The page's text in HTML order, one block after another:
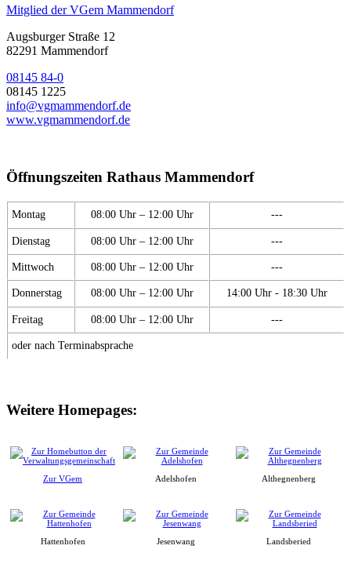
Mitglied der VGem Mammendorf
Augsburger Straße 12
82291 Mammendorf
08145 84-0
08145 1225
info@vgmammendorf.de
www.vgmammendorf.de
Öffnungszeiten Rathaus Mammendorf
Montag 08:00 Uhr – 12:00 Uhr ---
Dienstag 08:00 Uhr – 12:00 Uhr ---
Mittwoch 08:00 Uhr – 12:00 Uhr ---
Donnerstag 08:00 Uhr – 12:00 Uhr 14:00 Uhr - 18:30 Uhr
Freitag 08:00 Uhr – 12:00 Uhr ---
oder nach Terminabsprache
Weitere Homepages:
Zur VGem Adelshofen Althegnenberg
Hattenhofen Jesenwang Landsberied